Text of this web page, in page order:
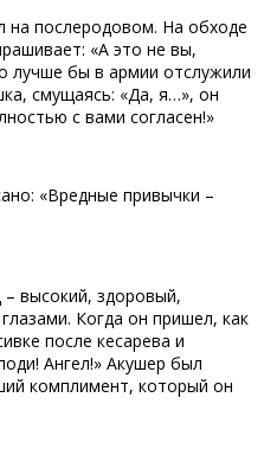
на послеродовом. На обходе
«А это не вы,
лучше бы в армии отслужили
смущаясь: «Да, я…», он
с вами согласен!»
«Вредные привычки –
высокий, здоровый,
Когда он пришел, как
после кесарева и
Ангел!» Акушер был
комплимент, который он